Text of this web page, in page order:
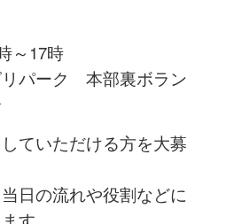
～17時
パーク 本部裏ボラン
ていただける方を大募
日の流れや役割などに
す。